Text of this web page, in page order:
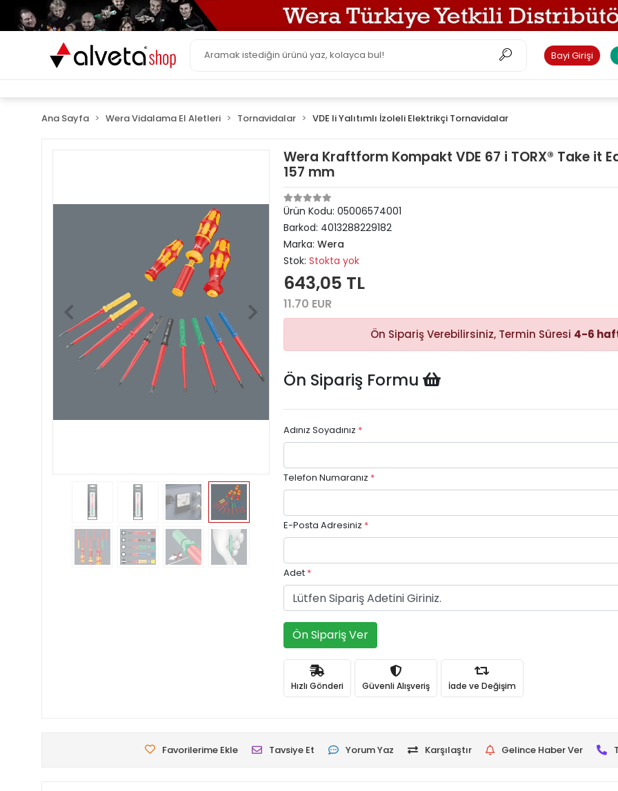
Bayi Girişi
Ana Sayfa Wera Vidalama El Aletleri Tornavidalar VDE li Yalıtımlı İzoleli Elektrikçi Tornavidalar
Wera Kraftform Kompakt VDE 67 i TORX® Take it
157 mm
Ürün Kodu: 05006574001
Barkod: 4013288229182
Marka: Wera
Stok: Stokta yok
643,05 TL
11.70 EUR
Ön Sipariş Verebilirsiniz, Termin Süresi 4-6
Ön Sipariş Formu
Adınız Soyadınız *
Telefon Numaranız *
E-Posta Adresiniz *
Adet *
Ön Sipariş Ver
Hızlı Gönderi Güvenli Alışveriş İade ve Değişim
ödeme
geçebilirsiniz.
Favorilerime Ekle Tavsiye Et Yorum Yaz Karşılaştır Gelince Haber Ver